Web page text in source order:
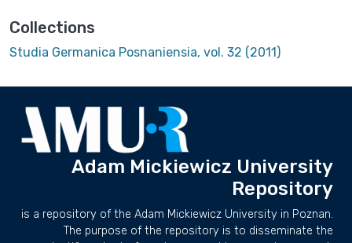
Collections
Studia Germanica Posnaniensia, vol. 32 (2011)
Adam Mickiewicz University
Repository
is a repository of the Adam Mickiewicz University in Poznan.
The purpose of the repository is to disseminate the